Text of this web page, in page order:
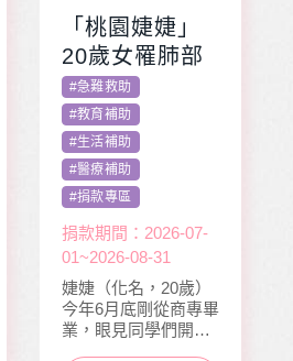
「桃園婕婕」
20歲女罹肺部
罕病 父兼多份
工愁醫費
#急難救助
#教育補助
#生活補助
#醫療補助
#捐款專區
捐款期間：2026-07-
01~2026-08-31
婕婕（化名，20歲）
今年6月底剛從商專畢
業，眼見同學們開心